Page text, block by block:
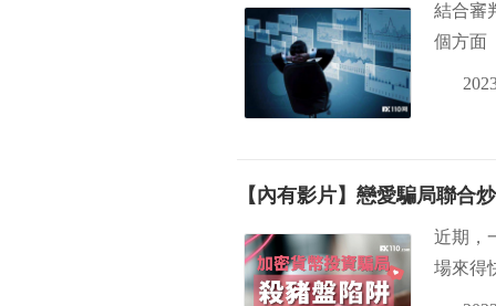
結合審
個方面
【內有影片】戀愛騙局聯合
近期，
場來得